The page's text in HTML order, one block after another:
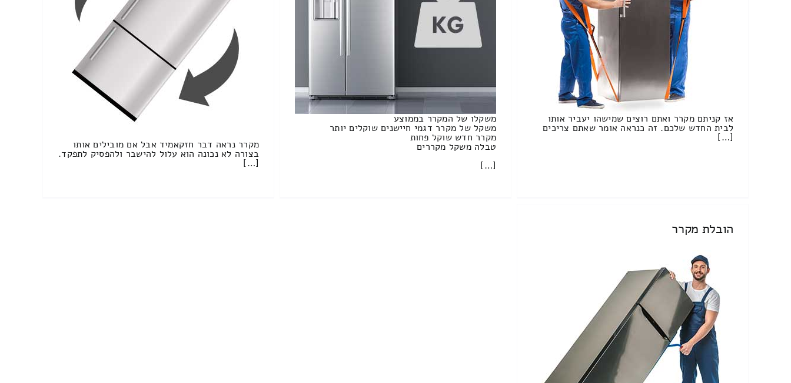
אז קניתם מקרר ואתם רוצים שמישהו יעביר אותו
לבית החדש שלכם. זה כנראה אומר שאתם צריכים
[…]
משקלו של המקרר בממוצע
משקל של מקרר דגמי חיישנים שוקלים יותר
מקרר חדש שוקל פחות
טבלה משקל מקררים
[…]
מקרר נראה דבר חזקאמיד אבל אם מובילים אותו
בצורה לא נכונה הוא עלול להישבר ולהפסיק לתפקד.
[…]
הובלת מקרר